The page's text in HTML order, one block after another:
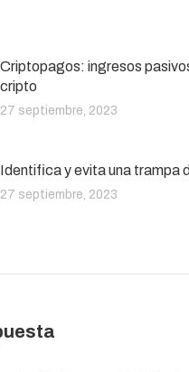
Criptopagos: ingresos
cripto
27 septiembre, 2023
Identifica y evita una trampa
27 septiembre, 2023